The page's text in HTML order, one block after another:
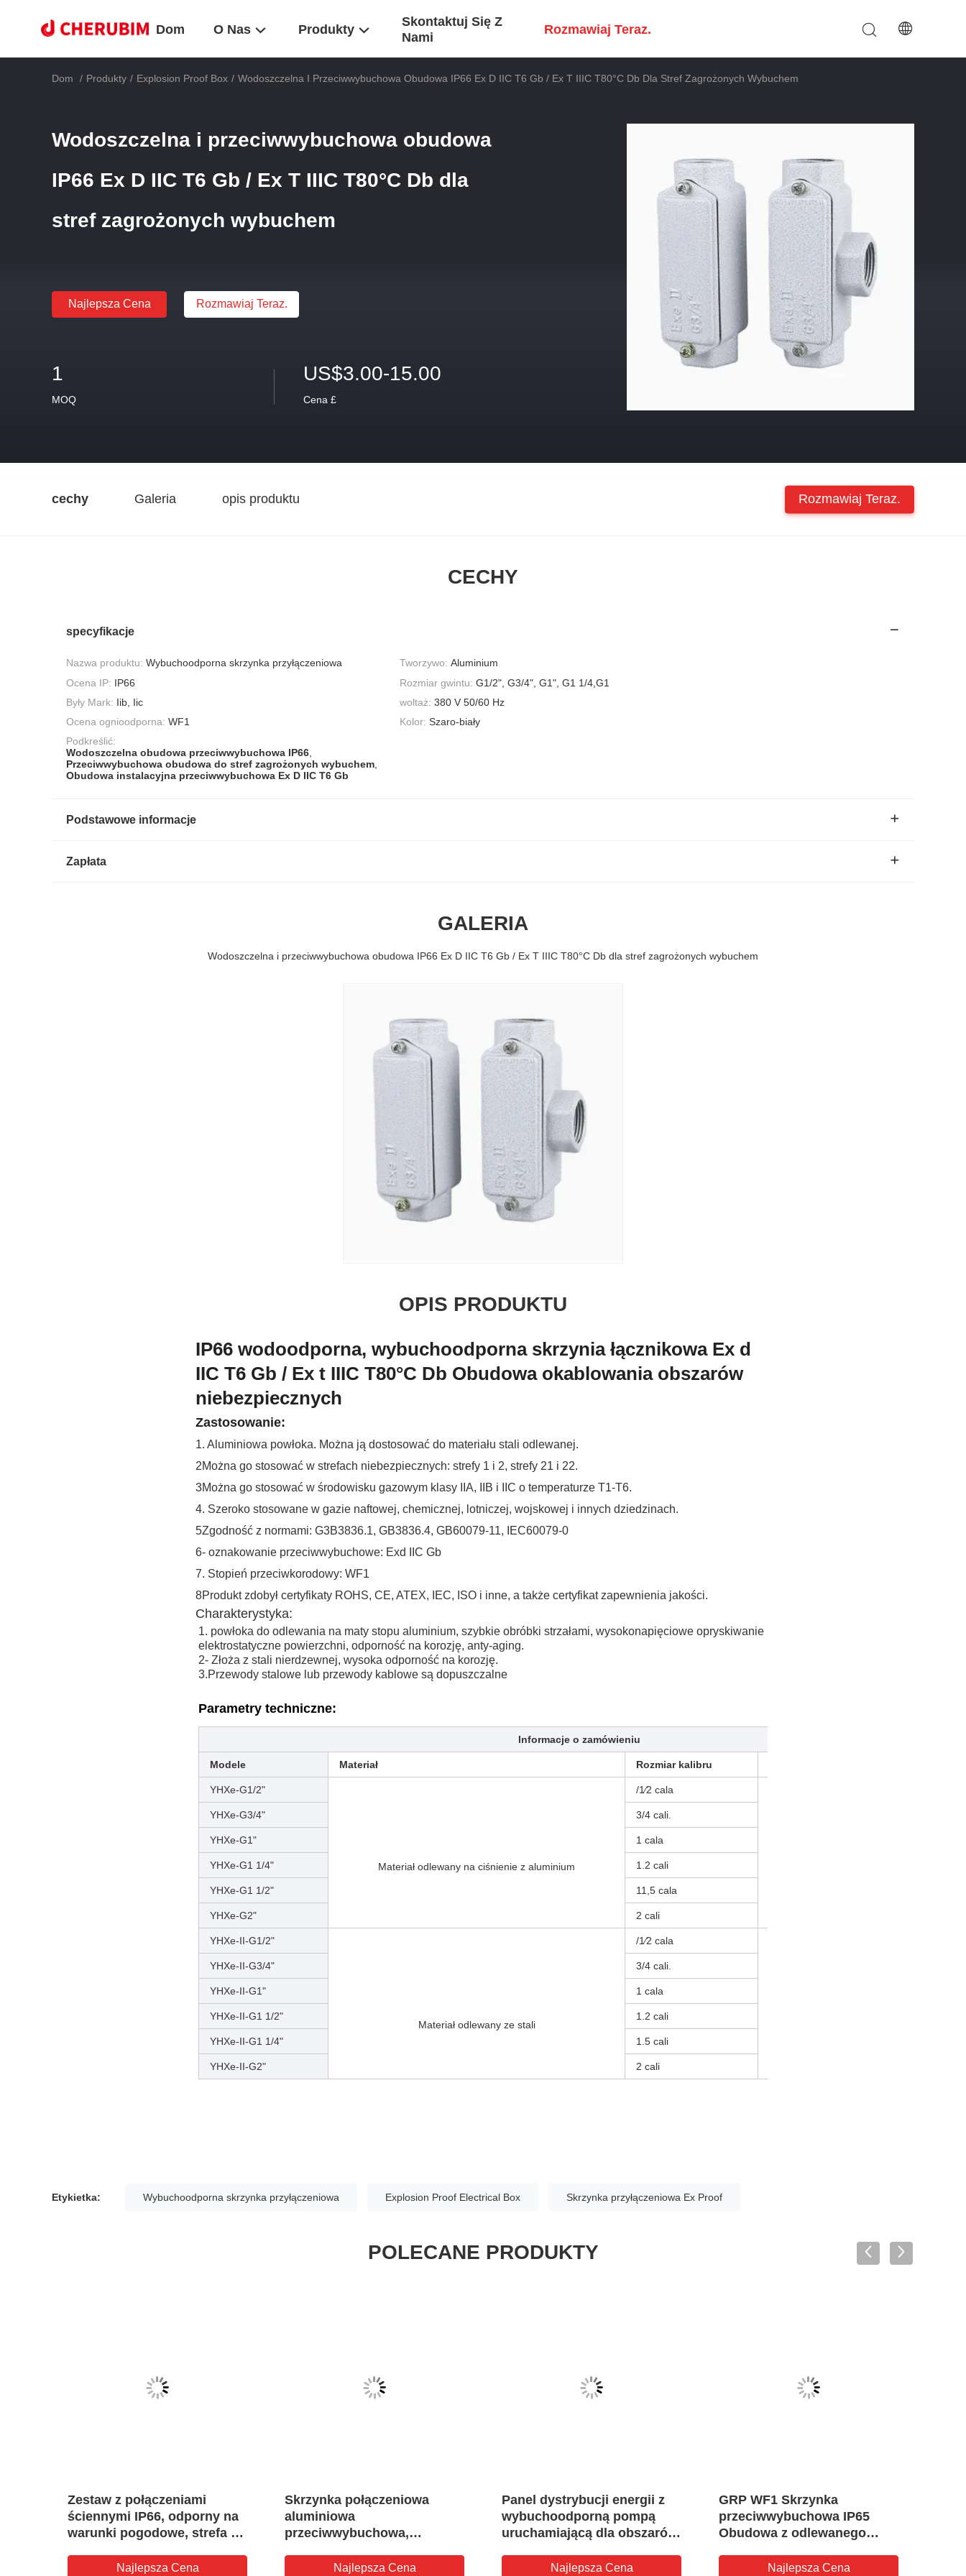
Dom O Nas Produkty
Skontaktuj Się Z
Nami
Rozmawiaj Teraz.
Dom / Produkty / Explosion Proof Box / Wodoszczelna I Przeciwwybuchowa Obudowa IP66 Ex D IIC T6 Gb / Ex T IIIC T80°C Db Dla Stref Zagrożonych Wybuchem
Wodoszczelna i przeciwwybuchowa obudowa
IP66 Ex D IIC T6 Gb / Ex T IIIC T80°C Db dla
stref zagrożonych wybuchem
Najlepsza Cena Rozmawiaj Teraz.
1
MOQ
US$3.00-15.00
Cena £
cechy Galeria opis produktu Rozmawiaj Teraz.
CECHY
specyfikacje
Nazwa produktu: Wybuchoodporna skrzynka przyłączeniowa Tworzywo: Aluminium
Ocena IP: IP66 Rozmiar gwintu: G1/2", G3/4", G1", G1 1/4,G1
Były Mark: Iib, Iic woltaż: 380 V 50/60 Hz
Ocena ognioodporna: WF1 Kolor: Szaro-biały
Podkreślić:
Wodoszczelna obudowa przeciwwybuchowa IP66,
Przeciwwybuchowa obudowa do stref zagrożonych wybuchem,
Obudowa instalacyjna przeciwwybuchowa Ex D IIC T6 Gb
Podstawowe informacje
Zapłata
GALERIA
Wodoszczelna i przeciwwybuchowa obudowa IP66 Ex D IIC T6 Gb / Ex T IIIC T80°C Db dla stref zagrożonych wybuchem
OPIS PRODUKTU
IP66 wodoodporna, wybuchoodporna skrzynia łącznikowa Ex d
IIC T6 Gb / Ex t IIIC T80°C Db Obudowa okablowania obszarów
niebezpiecznych
Zastosowanie:
1. Aluminiowa powłoka. Można ją dostosować do materiału stali odlewanej.
2Można go stosować w strefach niebezpiecznych: strefy 1 i 2, strefy 21 i 22.
3Można go stosować w środowisku gazowym klasy IIA, IIB i IIC o temperaturze T1-T6.
4. Szeroko stosowane w gazie naftowej, chemicznej, lotniczej, wojskowej i innych dziedzinach.
5Zgodność z normami: G3B3836.1, GB3836.4, GB60079-11, IEC60079-0
6- oznakowanie przeciwwybuchowe: Exd IIC Gb
7. Stopień przeciwkorodowy: WF1
8Produkt zdobył certyfikaty ROHS, CE, ATEX, IEC, ISO i inne, a także certyfikat zapewnienia jakości.
Charakterystyka:
1. powłoka do odlewania na maty stopu aluminium, szybkie obróbki strzałami, wysokonapięciowe opryskiwanie
elektrostatyczne powierzchni, odporność na korozję, anty-aging.
2- Złoża z stali nierdzewnej, wysoka odporność na korozję.
3.Przewody stalowe lub przewody kablowe są dopuszczalne
Parametry techniczne:
Informacje o zamówieniu
Modele Materiał Rozmiar kalibru
YHXe-G1/2"
Materiał odlewany na ciśnienie z aluminium
/1⁄2 cala
YHXe-G3/4" 3/4 cali.
YHXe-G1" 1 cala
YHXe-G1 1/4" 1.2 cali
YHXe-G1 1/2" 11,5 cala
YHXe-G2" 2 cali
YHXe-II-G1/2"
Materiał odlewany ze stali
/1⁄2 cala
YHXe-II-G3/4" 3/4 cali.
YHXe-II-G1" 1 cala
YHXe-II-G1 1/2" 1.2 cali
YHXe-II-G1 1/4" 1.5 cali
YHXe-II-G2" 2 cali
Etykietka: Wybuchoodporna skrzynka przyłączeniowa Explosion Proof Electrical Box Skrzynka przyłączeniowa Ex Proof
POLECANE PRODUKTY
Zestaw z połączeniami
ściennymi IP66, odporny na
warunki pogodowe, strefa 1
Najlepsza Cena
Skrzynka połączeniowa
aluminiowa
przeciwwybuchowa,
G1/2 G3/4Najlepsza Cena
Panel dystrybucji energii z
wybuchoodporną pompą
uruchamiającą dla obszarów
Najlepsza Cena
GRP WF1 Skrzynka
przeciwwybuchowa IP65
Obudowa z odlewanego
Najlepsza Cena